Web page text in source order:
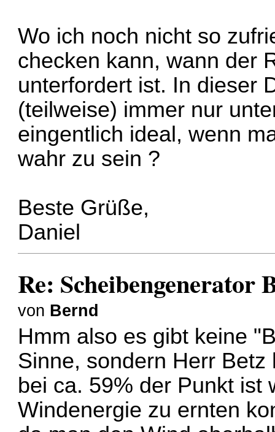
Wo ich noch nicht so
checken kann, wann der
unterfordert ist. In dieser
(teilweise) immer nur
eingentlich ideal, wenn
wahr zu sein ?
Beste Grüße,
Daniel
Re: Scheibengenerator
von Bernd
Hmm also es gibt keine
Sinne, sondern Herr
bei ca. 59% der Punkt ist
Windenergie zu ernten